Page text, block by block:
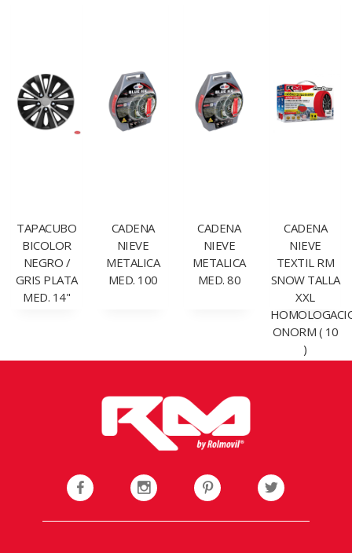
TAPACUBO
BICOLOR
NEGRO /
GRIS PLATA
MED. 14"
CADENA
NIEVE
METALICA
MED. 100
CADENA
NIEVE
METALICA
MED. 80
CADENA
NIEVE
TEXTIL RM
SNOW TALLA
XXL
ONORM ( 10
)